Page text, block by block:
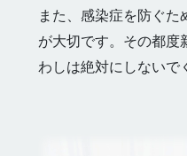
また、感染症を防ぐ
が大切です。その都度
わしは絶対にしないで